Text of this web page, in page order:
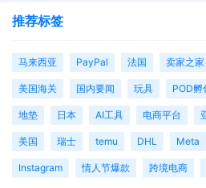
怼怼苹果 更开心
一般大公司的 CEO 都充当了企业发言
社交媒体上发表自己的言论，甚至是
Facebook 因为用户隐私泄露被网友围
然也被媒体围着追问对这件事情的看法
推荐标签
马来西亚 PayPal 法国 卖家之家
美国海关 国内要闻 玩具 POD孵
地垫 日本 AI工具 电商平台
美国 瑞士 temu DHL Meta
Instagram 情人节爆款 跨境电商